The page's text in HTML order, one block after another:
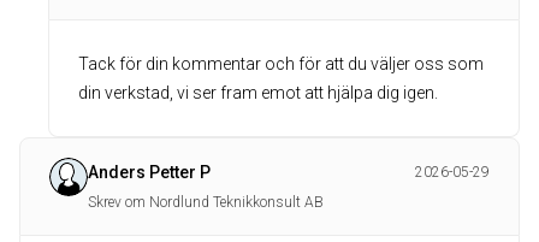
Tack för din kommentar och för att du väljer oss som
din verkstad, vi ser fram emot att hjälpa dig igen.
Anders Petter P
2026-05-29
Skrev om Nordlund Teknikkonsult AB